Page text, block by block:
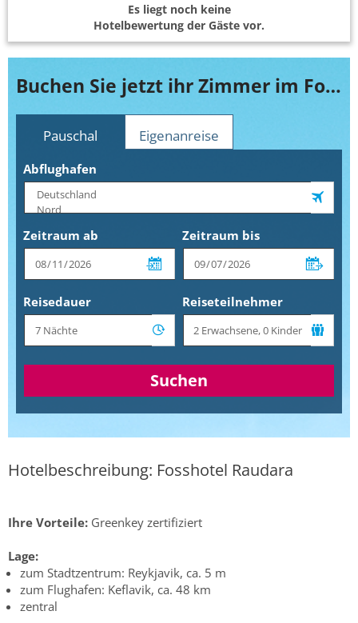
Es liegt noch keine
Hotelbewertung der Gäste vor.
Buchen Sie jetzt ihr Zimmer im Fosshotel Raudara
Pauschal Eigenanreise
Abflughafen
Zeitraum ab Zeitraum bis
Reisedauer Reiseteilnehmer
Suchen
Hotelbeschreibung: Fosshotel Raudara
Ihre Vorteile: Greenkey zertifiziert
Lage:
zum Stadtzentrum: Reykjavik, ca. 5 m
zum Flughafen: Keflavik, ca. 48 km
zentral